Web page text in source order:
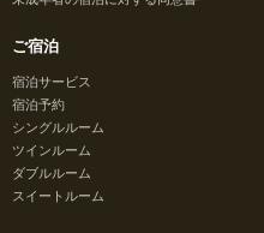
ご宿泊
宿泊サービス
宿泊予約
シングルルーム
ツインルーム
ダブルルーム
スイートルーム